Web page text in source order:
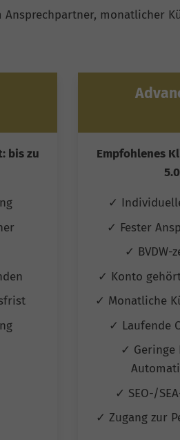
monatlicher
bis zu
Empfohlenes
✓
✓ Fester
✓ BVDW-
✓ Konto
✓ Monatliche
✓ Laufende
✓ Geringe
✓ SEO-/
✓ Zugang zur